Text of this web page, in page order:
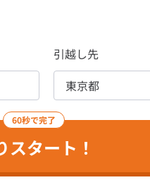
引越し先
60秒で完了
スタート！